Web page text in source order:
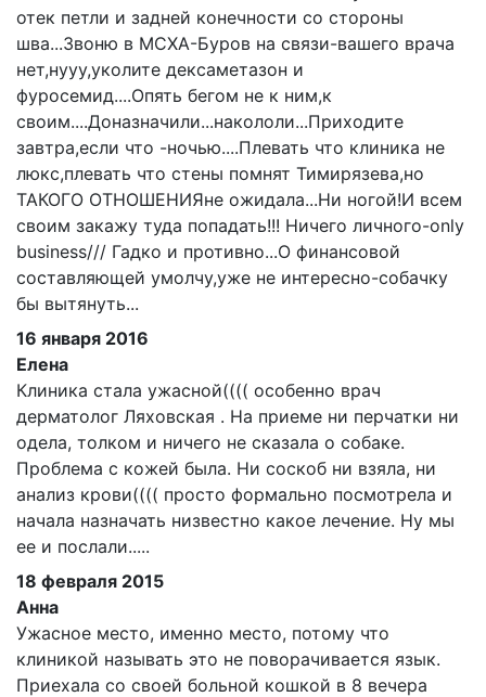
отек петли и задней конечности со стороны
шва...Звоню в МСХА-Буров на связи-вашего врача
нет,нууу,уколите дексаметазон и
фуросемид....Опять бегом не к ним,к
своим....Доназначили...накололи...Приходите
завтра,если что -ночью....Плевать что клиника не
люкс,плевать что стены помнят Тимирязева,но
ТАКОГО ОТНОШЕНИЯне ожидала...Ни ногой!И всем
своим закажу туда попадать!!! Ничего личного-only
business/// Гадко и противно...О финансовой
составляющей умолчу,уже не интересно-собачку
бы вытянуть...
16 января 2016
Елена
Клиника стала ужасной(((( особенно врач
дерматолог Ляховская . На приеме ни перчатки ни
одела, толком и ничего не сказала о собаке.
Проблема с кожей была. Ни соскоб ни взяла, ни
анализ крови(((( просто формально посмотрела и
начала назначать низвестно какое лечение. Ну мы
ее и послали.....
18 февраля 2015
Анна
Ужасное место, именно место, потому что
клиникой называть это не поворачивается язык.
Приехала со своей больной кошкой в 8 вечера